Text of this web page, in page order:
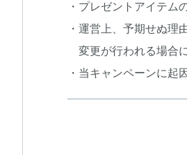
・プレゼントアイテム
・運営上、予期せぬ理
変更が行われる場合
・当キャンペーンに起